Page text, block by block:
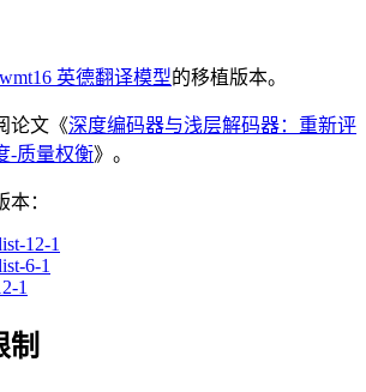
wmt16 英德翻译模型的移植版本。
论文《深度编码器与浅层解码器：重新评
-质量权衡》。
：
12-1
6-1
1
制